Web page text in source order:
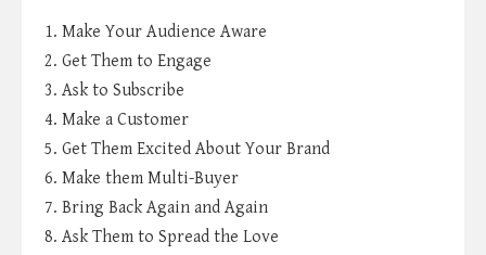
1. Make Your Audience Aware
2. Get Them to Engage
3. Ask to Subscribe
4. Make a Customer
5. Get Them Excited About Your Brand
6. Make them Multi-Buyer
7. Bring Back Again and Again
8. Ask Them to Spread the Love